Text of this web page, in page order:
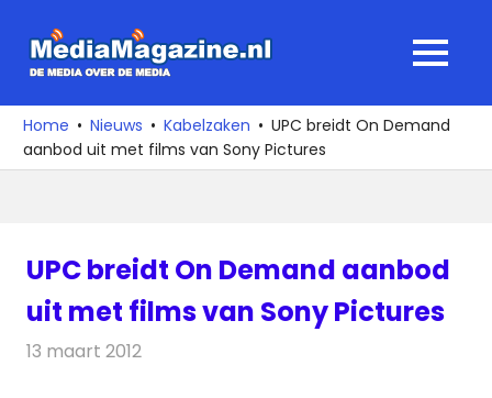
naar
media
over
de
MENU
Home Nieuws Kabelzaken
UPC breidt On Demand
aanbod uit met films van Sony Pictures
UPC breidt On Demand aanbod
uit met films van Sony Pictures
13 maart 2012